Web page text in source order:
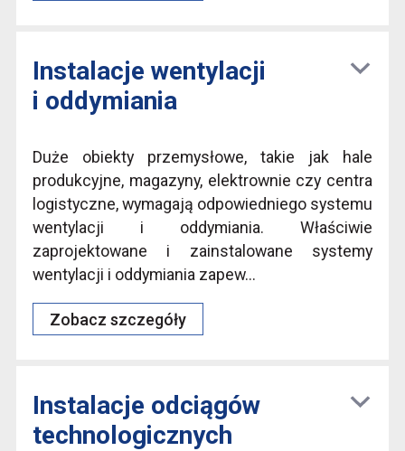
Instalacje wentylacji
i oddymiania
Duże obiekty przemysłowe, takie jak hale
produkcyjne, magazyny, elektrownie czy centra
logistyczne, wymagają odpowiedniego systemu
wentylacji i oddymiania. Właściwie
zaprojektowane i zainstalowane systemy
wentylacji i oddymiania zapew...
Zobacz szczegóły
Instalacje odciągów
technologicznych